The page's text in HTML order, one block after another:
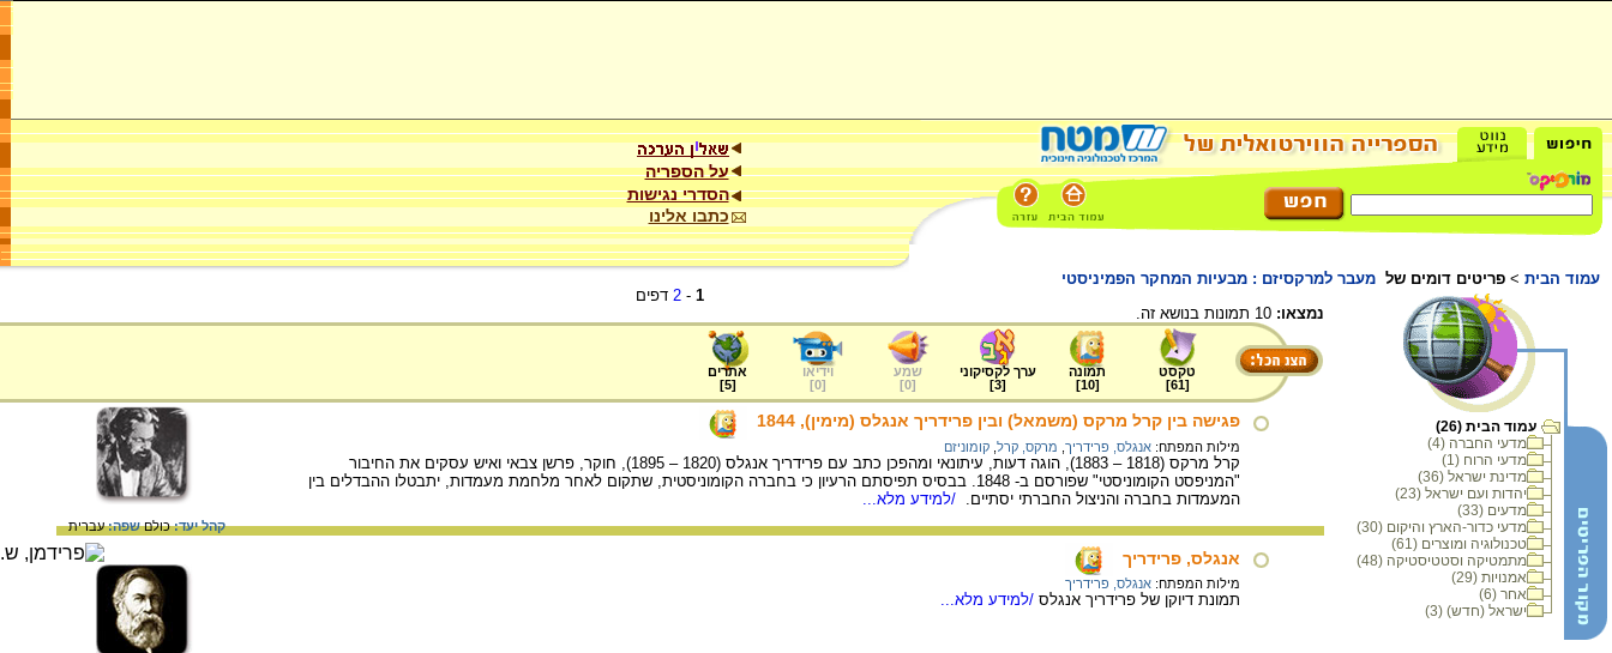
על הספריה
הסדרי נגישות
כתבו אלינו
עמוד הבית > פריטים דומים של מעבר למרקסיזם : מבעיות המחקר הפמיניסטי
עמוד הבית (26)
מדעי החברה (4)
מדעי הרוח (1)
מדינת ישראל (36)
יהדות ועם ישראל (23)
מדעים (33)
מדעי כדור-הארץ והיקום (30)
טכנולוגיה ומוצרים (61)
מתמטיקה וסטטיסטיקה (48)
אמנויות (29)
אחר (6)
ישראל (חדש) (3)
1
-
2 דפים
נמצאו:
טקסט
[
61
]
תמונה
[
10
]
ערך לקסיקוני
[
3
]
שמע
[
0
]
וידיאו
[
0
]
אתרים
[
5
]
פגישה בין קרל מרקס (משמאל) ובין פרידריך אנגלס (מימין), 1844
מילות המפתח: אנגלס, פרידריך מרקס, קרל קומוניזם
קרל מרקס (1818 – 1883), הוגה דעות, עיתונאי ומהפכן כתב עם פרידריך אנגלס (1820 – 1895), חוקר, פרשן צבאי ואיש עסקים את החיבור
"המניפסט הקומוניסטי" שפורסם ב- 1848. בבסיס תפיסתם הרעיון כי בחברה הקומוניסטית, שתקום לאחר מלחמת מעמדות, יתבטלו ההבדלים בין
המעמדות בחברה והניצול החברתי יסתיים. /למידע מלא...
קהל יעד:כולםשפה:עברית
אנגלס, פרידריך
מילות המפתח: אנגלס, פרידריך
תמונת דיוקן של פרידריך אנגלס /למידע מלא...